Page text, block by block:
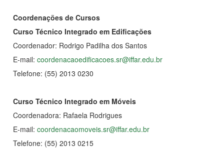
Coordenações de Cursos
Curso Técnico Integrado em Edificações
Coordenador: Rodrigo Padilha dos Santos
E-mail: coordenacaoedificacoes.sr@iffar.edu.br
Telefone: (55) 2013 0230
Curso Técnico Integrado em Móveis
Coordenadora: Rafaela Rodrigues
E-mail: coordenacaomoveis.sr@iffar.edu.br
Telefone: (55) 2013 0215